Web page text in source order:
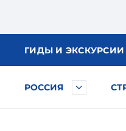
ГИДЫ И ЭКСКУРСИИ
РОССИЯ